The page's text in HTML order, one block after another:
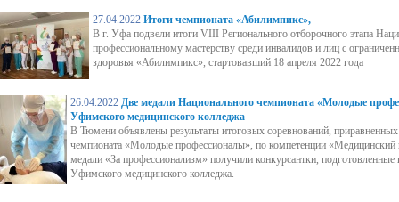
27.04.2022 Итоги чемпионата «Абилимпикс»,
В г. Уфа подвели итоги VIII Регионального отборочного этапа
профессиональному мастерству среди инвалидов и лиц с
здоровья «Абилимпикс», стартовавший 18 апреля 2022 года
26.04.2022 Две медали Национального чемпионата «Молодые
Уфимского медицинского колледжа
В Тюмени объявлены результаты итоговых соревнований,
чемпионата «Молодые профессионалы», по компетенции «Медицинский
медали «За профессионализм» получили конкурсантки, подготовленные
Уфимского медицинского колледжа.